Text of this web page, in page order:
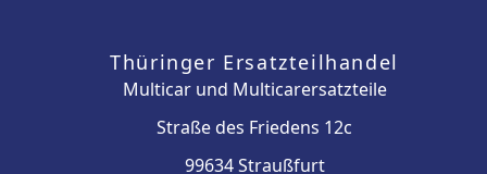
Thüringer Ersatzteilhandel
Multicar und Multicarersatzteile
Straße des Friedens 12c
99634 Straußfurt